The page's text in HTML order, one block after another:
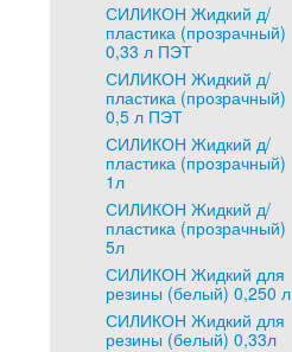
СИЛИКОН Жидкий д/
пластика (прозрачный)
0,33 л ПЭТ
СИЛИКОН Жидкий д/
пластика (прозрачный)
0,5 л ПЭТ
СИЛИКОН Жидкий д/
пластика (прозрачный)
1л
СИЛИКОН Жидкий д/
пластика (прозрачный)
5л
СИЛИКОН Жидкий для
резины (белый) 0,250 л
СИЛИКОН Жидкий для
резины (белый) 0,33л